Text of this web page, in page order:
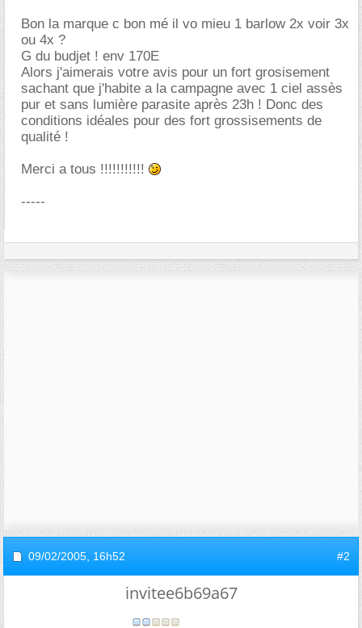
Bon la marque c bon mé il vo mieu 1 barlow 2x voir 3x
ou 4x ?
G du budjet ! env 170E
Alors j'aimerais votre avis pour un fort grosisement
sachant que j'habite a la campagne avec 1 ciel assès
pur et sans lumière parasite après 23h ! Donc des
conditions idéales pour des fort grossisements de
qualité !
Merci a tous !!!!!!!!!!!
-----
09/02/2005, 16h52 #2
invitee6b69a67